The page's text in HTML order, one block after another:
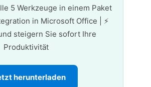
5 Werkzeuge in einem Paket
in Microsoft Office | ⚡
steigern Sie sofort Ihre
Produktivität
herunterladen